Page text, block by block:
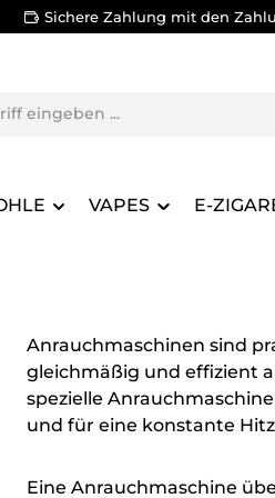
Sichere Zahlung mit den
VAPES E-
Anrauchmaschinen sind
gleichmäßig und effizient
spezielle
und für eine konstante
Eine Anrauchmaschine